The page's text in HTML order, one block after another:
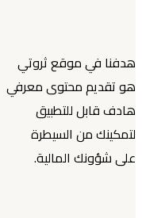
هدفنا في موقع ثروتي
هو تقديم محتوى معرفي
هادف قابل للتطبيق
لتمكينك من السيطرة
على شؤونك المالية.